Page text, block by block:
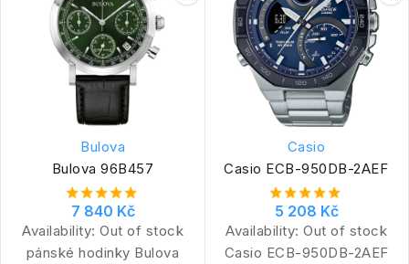
Bulova
Bulova 96B457
7 840 Kč
Availability: Out of stock
pánské hodinky Bulova
Casio
Casio ECB-950DB-2AEF
5 208 Kč
Availability: Out of stock
Casio ECB-950DB-2AEF